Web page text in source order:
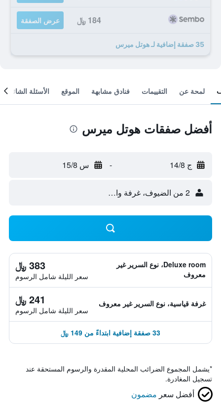
184 ﷼ عرض الصفقة
35 صفقة إضافية لـ هوتل ميرس
لمحة عن التقييمات فنادق مشابهة الموقع الأسئلة الشائعة
أفضل صفقات هوتل ميرس
ج 14/8 - س 15/8
2 من الضيوف، غرفة واحدة
Deluxe room، نوع السرير غير
معروف
383 ﷼
سعر الليلة شامل الرسوم
غرفة قياسية، نوع السرير غير معروف 241 ﷼
سعر الليلة شامل الرسوم
33 صفقة إضافية ابتداءً من 149 ﷼
*يشمل المجموع الضرائب المحلية المقدرة والرسوم المستحقة عند
تسجيل المغادرة.
أفضل سعر مضمون